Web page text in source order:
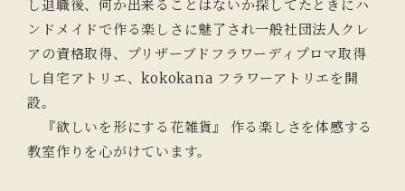
し退職後、何か出来ることはないか探してたときにハ
ンドメイドで作る楽しさに魅了され一般社団法人クレ
アの資格取得、プリザーブドフラワーディプロマ取得
し自宅アトリエ、kokokana フラワーアトリエを開
設。
『欲しいを形にする花雑貨』 作る楽しさを体感する
教室作りを心がけています。